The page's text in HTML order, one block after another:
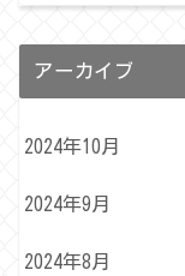
アーカイブ
2024年10月
2024年9月
2024年8月